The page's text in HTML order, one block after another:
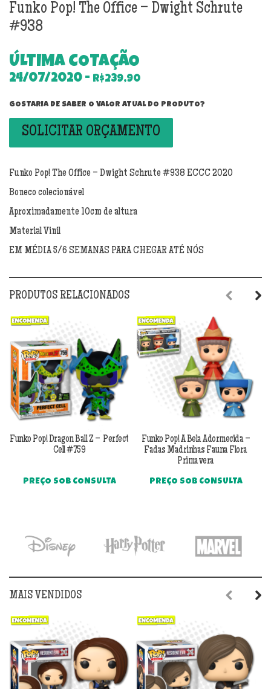
Funko Pop! The Office – Dwight Schrute
#938
ÚLTIMA COTAÇÃO
24/07/2020 - R$239,90
GOSTARIA DE SABER O VALOR ATUAL DO PRODUTO?
SOLICITAR ORÇAMENTO
Funko Pop! The Office – Dwight Schrute #938 ECCC 2020
Boneco colecionável
Aproximadamente 10cm de altura
Material Vinil
EM MÉDIA 5/6 SEMANAS PARA CHEGAR ATÉ NÓS
PRODUTOS RELACIONADOS
Funko Pop! Dragon Ball Z – Perfect
Cell #759
PREÇO SOB CONSULTA
Funko Pop! A Bela Adormecida –
Fadas Madrinhas Fauna Flora
Primavera
PREÇO SOB CONSULTA
MAIS VENDIDOS